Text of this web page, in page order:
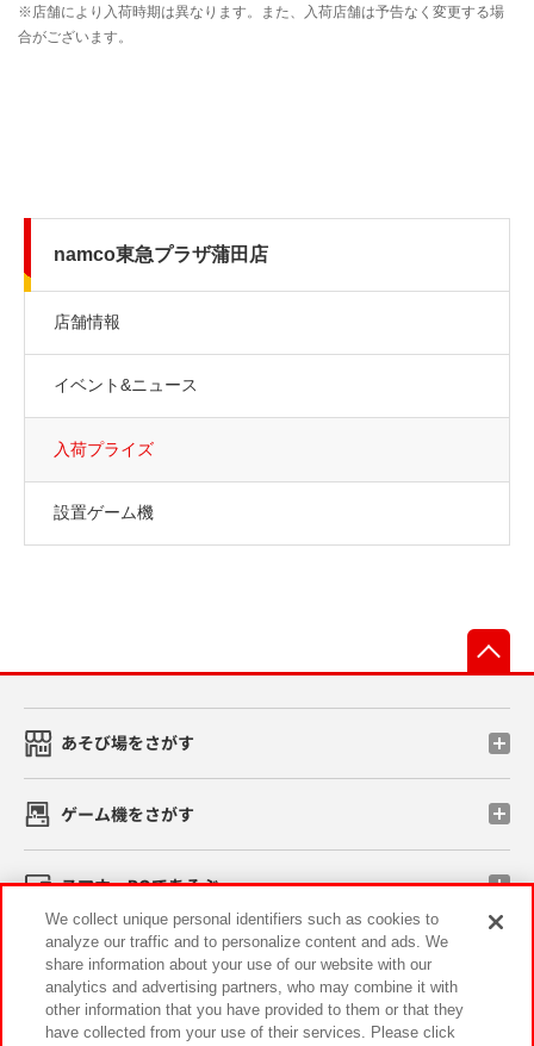
namco東急プラザ蒲田店
店舗情報
イベント&ニュース
入荷プライズ
設置ゲーム機
あそび場をさがす
ゲーム機をさがす
スマホ・PCであそぶ
イベント・キャンペーン
We collect unique personal identifiers such as cookies to
analyze our traffic and to personalize content and ads. We
share information about your use of our website with our
analytics and advertising partners, who may combine it with
other information that you have provided to them or that they
have collected from your use of their services. Please click